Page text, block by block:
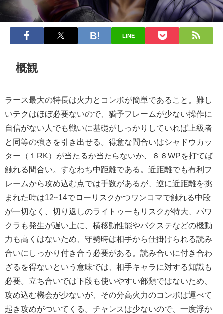
LINE
概観
ラース最大の特長は火力とコンボが簡単であること。難し
いテクはほぼ必要ないので、猶予フレームが少ない操作に
自信がない人でも戦いに基礎がしっかりしていれば上級者
と同等の強さを引き出せる。得意な間合いはシャドウカッ
ター（１RK）が当たるか当たらないか、６６WPを打てば
触れる間合い。すなわち中距離である。近距離でも有利フ
レームから攻め込む点では手数があるが、逆に近距離を挑
まれた時は12~14でローリスクかつワンコマで触れる中段
が一切なく、切り返しのライトゥーもリスクが特大、パワ
クラも発生が遅い上に、横移動性能やバクステなどの機動
力も高くはないため、守勢時は相手から仕掛けられる読み
合いにしっかり付き合う必要がある。読み合いに付き合わ
ざるを得ないという意味では、相手キャラに対する知識も
必要。立ち合いでは下段も使いやすい部類ではないため、
攻め込む機会が少ないが、その分高火力のコンボは運べて
起き攻めがついてくる。チャンスは少ないので、一度浮か